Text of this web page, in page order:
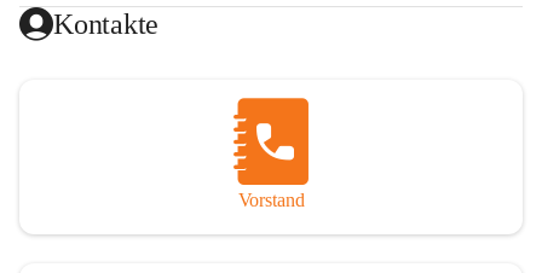
Kontakte
Vorstand